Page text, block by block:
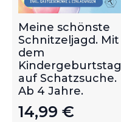
Meine schönste
Schnitzeljagd. Mit
dem
Kindergeburtstag
auf Schatzsuche.
Ab 4 Jahre.
14,99 €